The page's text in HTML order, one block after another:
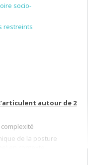
socio-
restreints
autour de 2
de la posture